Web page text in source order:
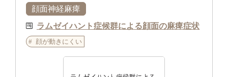
顔面神経麻痺
ラムゼイハント症候群による顔面の麻痺症状
顔が動きにくい